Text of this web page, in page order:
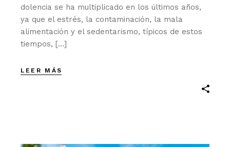
dolencia se ha multiplicado en los últimos años,
ya que el estrés, la contaminación, la mala
alimentación y el sedentarismo, típicos de estos
tiempos, […]
LEER MÁS